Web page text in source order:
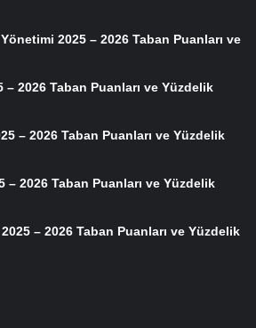
2025 – 2026 Taban Puanları ve
2026 Taban Puanları ve Yüzdelik
– 2026 Taban Puanları ve Yüzdelik
– 2026 Taban Puanları ve Yüzdelik
– 2026 Taban Puanları ve Yüzdelik